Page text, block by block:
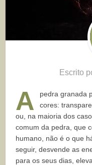
Escrito
A
pedra granada
cores:
ou, na maioria dos
comum da pedra, que
humano, não é o que
seguir, desvende as
para os seus dias,